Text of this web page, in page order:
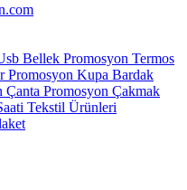
Bellek Promosyon Termos
Promosyon Kupa Bardak
Çanta Promosyon Çakmak
Tekstil Ürünleri